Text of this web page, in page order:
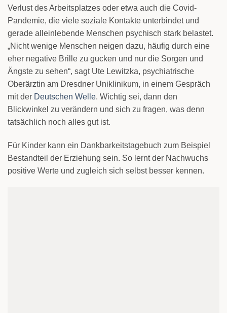
Verlust des Arbeitsplatzes oder etwa auch die Covid-
Pandemie, die viele soziale Kontakte unterbindet und
gerade alleinlebende Menschen psychisch stark belastet.
„Nicht wenige Menschen neigen dazu, häufig durch eine
eher negative Brille zu gucken und nur die Sorgen und
Ängste zu sehen“, sagt Ute Lewitzka, psychiatrische
Oberärztin am Dresdner Uniklinikum, in einem Gespräch
mit der Deutschen Welle. Wichtig sei, dann den
Blickwinkel zu verändern und sich zu fragen, was denn
tatsächlich noch alles gut ist.
Für Kinder kann ein Dankbarkeitstagebuch zum Beispiel
Bestandteil der Erziehung sein. So lernt der Nachwuchs
positive Werte und zugleich sich selbst besser kennen.